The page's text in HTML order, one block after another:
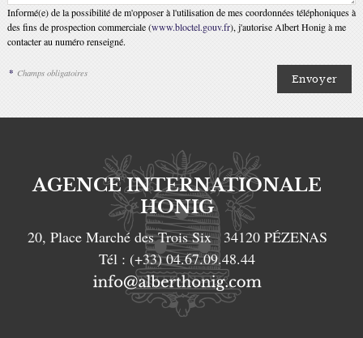
Informé(e) de la possibilité de m'opposer à l'utilisation de mes coordonnées téléphoniques à
des fins de prospection commerciale (www.bloctel.gouv.fr), j'autorise Albert Honig à me
contacter au numéro renseigné.
* Champs obligatoires
AGENCE INTERNATIONALE
HONIG
20, Place Marché des Trois Six 34120 PÉZENAS
Tél : (+33) 04.67.09.48.44